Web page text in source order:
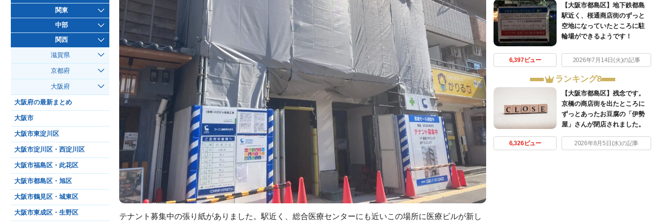
テナント募集中の張り紙がありました。駅近く、総合医療センターにも近いこの場所に医療ビルが新し
【大阪市都島区】地下鉄都島
駅近く、桜通商店街のずっと
空地になっていたところに駐
輪場ができるようです！
6,397ビュー 2026年7月14日(火)の記事
ランキング8
【大阪市都島区】残念です。
京橋の商店街を出たところに
ずっとあったお豆腐の「伊勢
屋」さんが閉店されました。
6,326ビュー 2026年8月5日(水)の記事
関東
中部
関西
滋賀県
京都府
大阪府
大阪府の最新まとめ
大阪市
大阪市東淀川区
大阪市淀川区・西淀川区
大阪市福島区・此花区
大阪市都島区・旭区
大阪市鶴見区・城東区
大阪市東成区・生野区